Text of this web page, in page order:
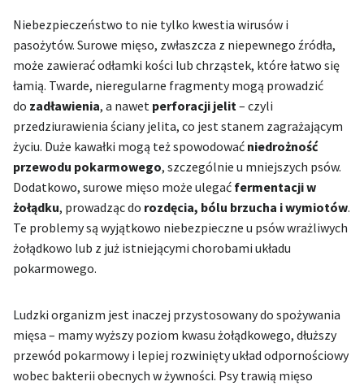
Niebezpieczeństwo to nie tylko kwestia wirusów i
pasożytów. Surowe mięso, zwłaszcza z niepewnego źródła,
może zawierać odłamki kości lub chrząstek, które łatwo się
łamią. Twarde, nieregularne fragmenty mogą prowadzić
do zadławienia, a nawet perforacji jelit – czyli
przedziurawienia ściany jelita, co jest stanem zagrażającym
życiu. Duże kawałki mogą też spowodować niedrożność
przewodu pokarmowego, szczególnie u mniejszych psów.
Dodatkowo, surowe mięso może ulegać fermentacji w
żołądku, prowadząc do rozdęcia, bólu brzucha i wymiotów.
Te problemy są wyjątkowo niebezpieczne u psów wrażliwych
żołądkowo lub z już istniejącymi chorobami układu
pokarmowego.
Ludzki organizm jest inaczej przystosowany do spożywania
mięsa – mamy wyższy poziom kwasu żołądkowego, dłuższy
przewód pokarmowy i lepiej rozwinięty układ odpornościowy
wobec bakterii obecnych w żywności. Psy trawią mięso